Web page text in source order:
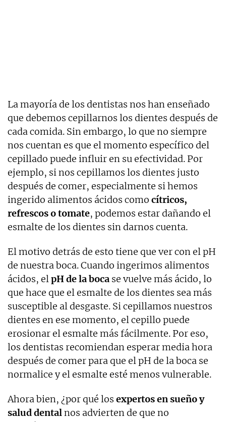
La mayoría de los dentistas nos han enseñado
que debemos cepillarnos los dientes después de
cada comida. Sin embargo, lo que no siempre
nos cuentan es que el momento específico del
cepillado puede influir en su efectividad. Por
ejemplo, si nos cepillamos los dientes justo
después de comer, especialmente si hemos
ingerido alimentos ácidos como cítricos,
refrescos o tomate, podemos estar dañando el
esmalte de los dientes sin darnos cuenta.
El motivo detrás de esto tiene que ver con el pH
de nuestra boca. Cuando ingerimos alimentos
ácidos, elpH de la boca se vuelve más ácido, lo
que hace que el esmalte de los dientes sea más
susceptible al desgaste. Si cepillamos nuestros
dientes en ese momento, el cepillo puede
erosionar el esmalte más fácilmente. Por eso,
los dentistas recomiendan esperar media hora
después de comer para que el pH de la boca se
normalice y el esmalte esté menos vulnerable.
Ahora bien, ¿por qué los expertos en sueño y
salud dentalnos advierten de que no